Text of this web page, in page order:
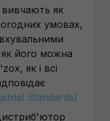
вивчають як
умовах,
його можна
як і всі
Standards)